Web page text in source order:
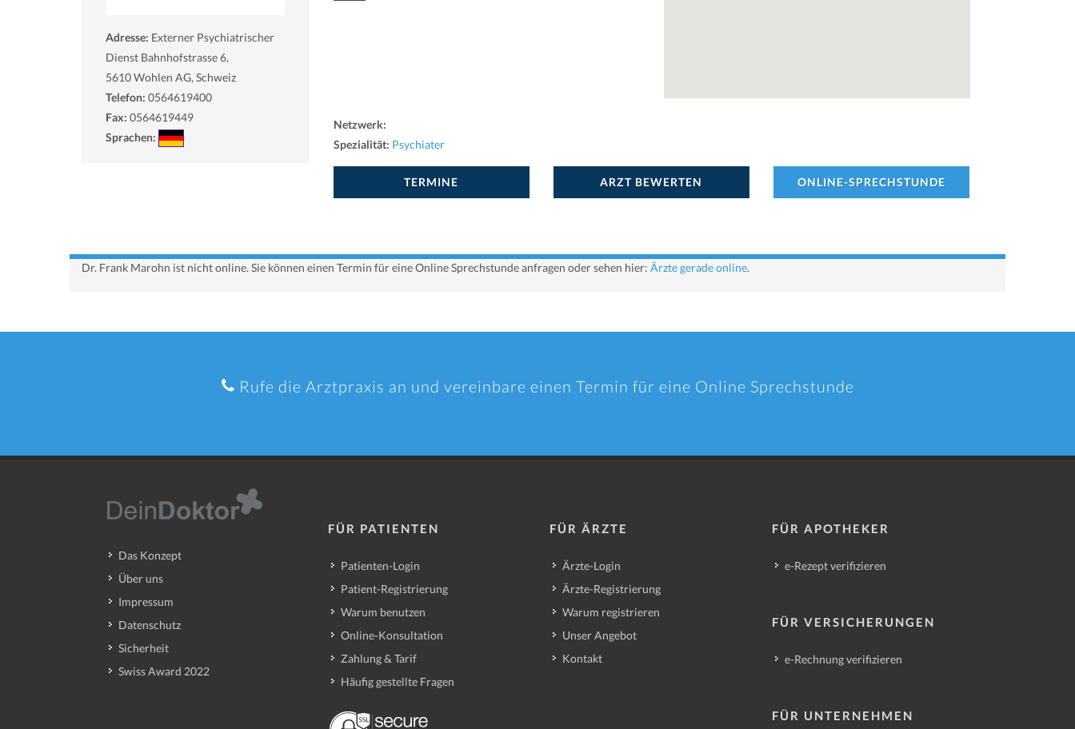
Adresse: Externer Psychiatrischer
Dienst Bahnhofstrasse 6,
5610Wohlen AG, Schweiz
Telefon: 0564619400
Fax: 0564619449
Sprachen:
Netzwerk:
Spezialität: Psychiater
TERMINE ARZT BEWERTEN ONLINE-SPRECHSTUNDE
Dr. Frank Marohn ist nicht online. Sie können einen Termin für eine Online Sprechstunde anfragen oder sehen hier: Ärzte gerade online.
Rufe die Arztpraxis an und vereinbare einen Termin für eine Online Sprechstunde
Das Konzept
Über uns
Impressum
Datenschutz
Sicherheit
Swiss Award 2022
FÜR PATIENTEN
Patienten-Login
Patient-Registrierung
Warum benutzen
Online-Konsultation
Zahlung & Tarif
Häufig gestellte Fragen
FÜR ÄRZTE
Ärzte-Login
Ärzte-Registrierung
Warum registrieren
Unser Angebot
Kontakt
FÜR APOTHEKER
e-Rezept verifizieren
FÜR VERSICHERUNGEN
e-Rechnung verifizieren
FÜR UNTERNEHMEN